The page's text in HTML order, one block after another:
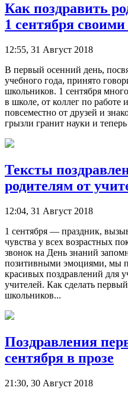
Как поздравить
1 сентября
12:55, 31 Август 2018
В первый осенний день,
учебного года, принято
школьников. 1 сентября
в школе, от коллег по работе
повсеместно от друзей и
грызли гранит науки и
Тексты
родителям от
12:04, 31 Август 2018
1 сентября — праздник,
чувства у всех возрастных
звонок на День знаний
позитивными эмоциями, мы
красивых поздравлений для
учителей. Как сделать
школьников...
Поздравления
сентября в прозе
21:30, 30 Август 2018